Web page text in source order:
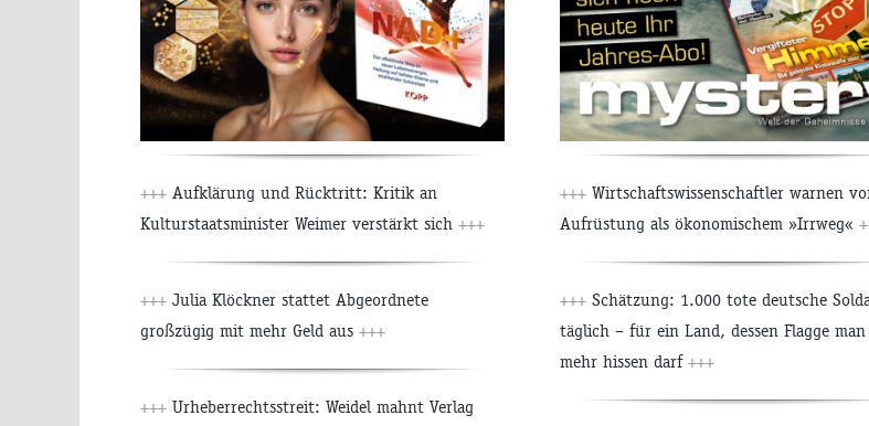
+++ Aufklärung und Rücktritt: Kritik an
Kulturstaatsminister Weimer verstärkt sich +++
+++ Julia Klöckner stattet Abgeordnete
großzügig mit mehr Geld aus +++
+++ Urheberrechtsstreit: Weidel mahnt Verlag
+++ Wirtschaftswissenschaftler warnen
Aufrüstung als ökonomischem »Irrweg«
+++ Schätzung: 1.000 tote deutsche
täglich – für ein Land, dessen Flagge
mehr hissen darf +++